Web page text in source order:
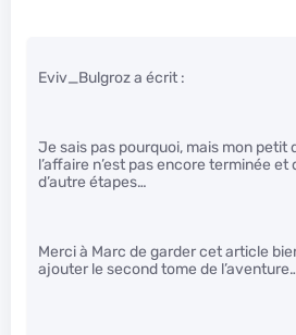
Eviv_Bulgroz a écrit :
Je sais pas pourquoi, mais mon petit
l’affaire n’est pas encore terminée et
d’autre étapes…
Merci à Marc de garder cet article
ajouter le second tome de